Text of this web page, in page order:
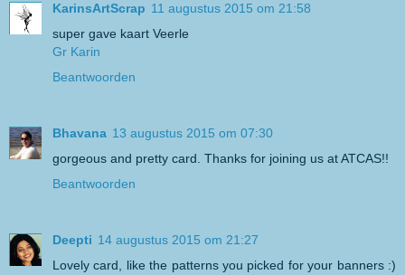
KarinsArtScrap 11 augustus 2015 om 21:58
super gave kaart Veerle
Gr Karin
Beantwoorden
Bhavana 13 augustus 2015 om 07:30
gorgeous and pretty card. Thanks for joining us at ATCAS!!
Beantwoorden
Deepti 14 augustus 2015 om 21:27
Lovely card, like the patterns you picked for your banners :)